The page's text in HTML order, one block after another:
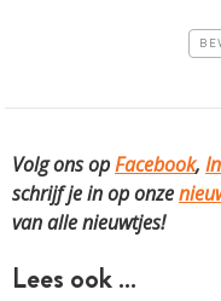
Volg ons opFacebook,
schrijf je in op onze
van alle nieuwtjes!
Lees ook …